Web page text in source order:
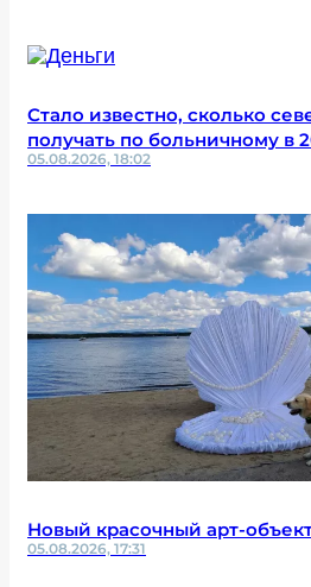
Стало известно, сколько
получать по больничному в
05.08.2026, 18:02
Новый красочный арт-
05.08.2026, 17:31